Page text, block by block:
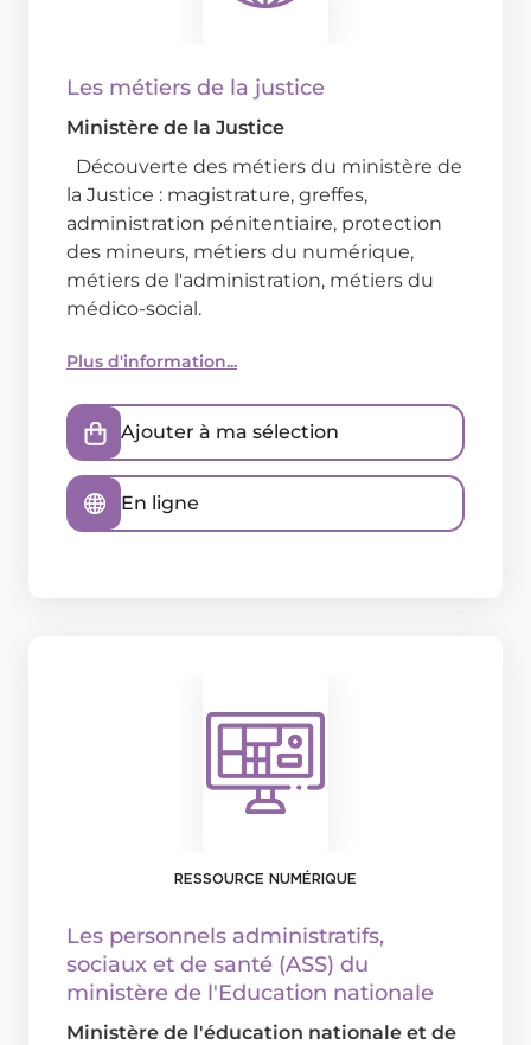
Les métiers de la justice
Ministère de la Justice
Découverte des métiers du ministère de
la Justice : magistrature, greffes,
administration pénitentiaire, protection
des mineurs, métiers du numérique,
métiers de l'administration, métiers du
médico-social.
Plus d'information...
Ajouter à ma sélection
En ligne
RESSOURCE NUMÉRIQUE
Les personnels administratifs,
sociaux et de santé (ASS) du
ministère de l'Education nationale
Ministère de l'éducation nationale et de